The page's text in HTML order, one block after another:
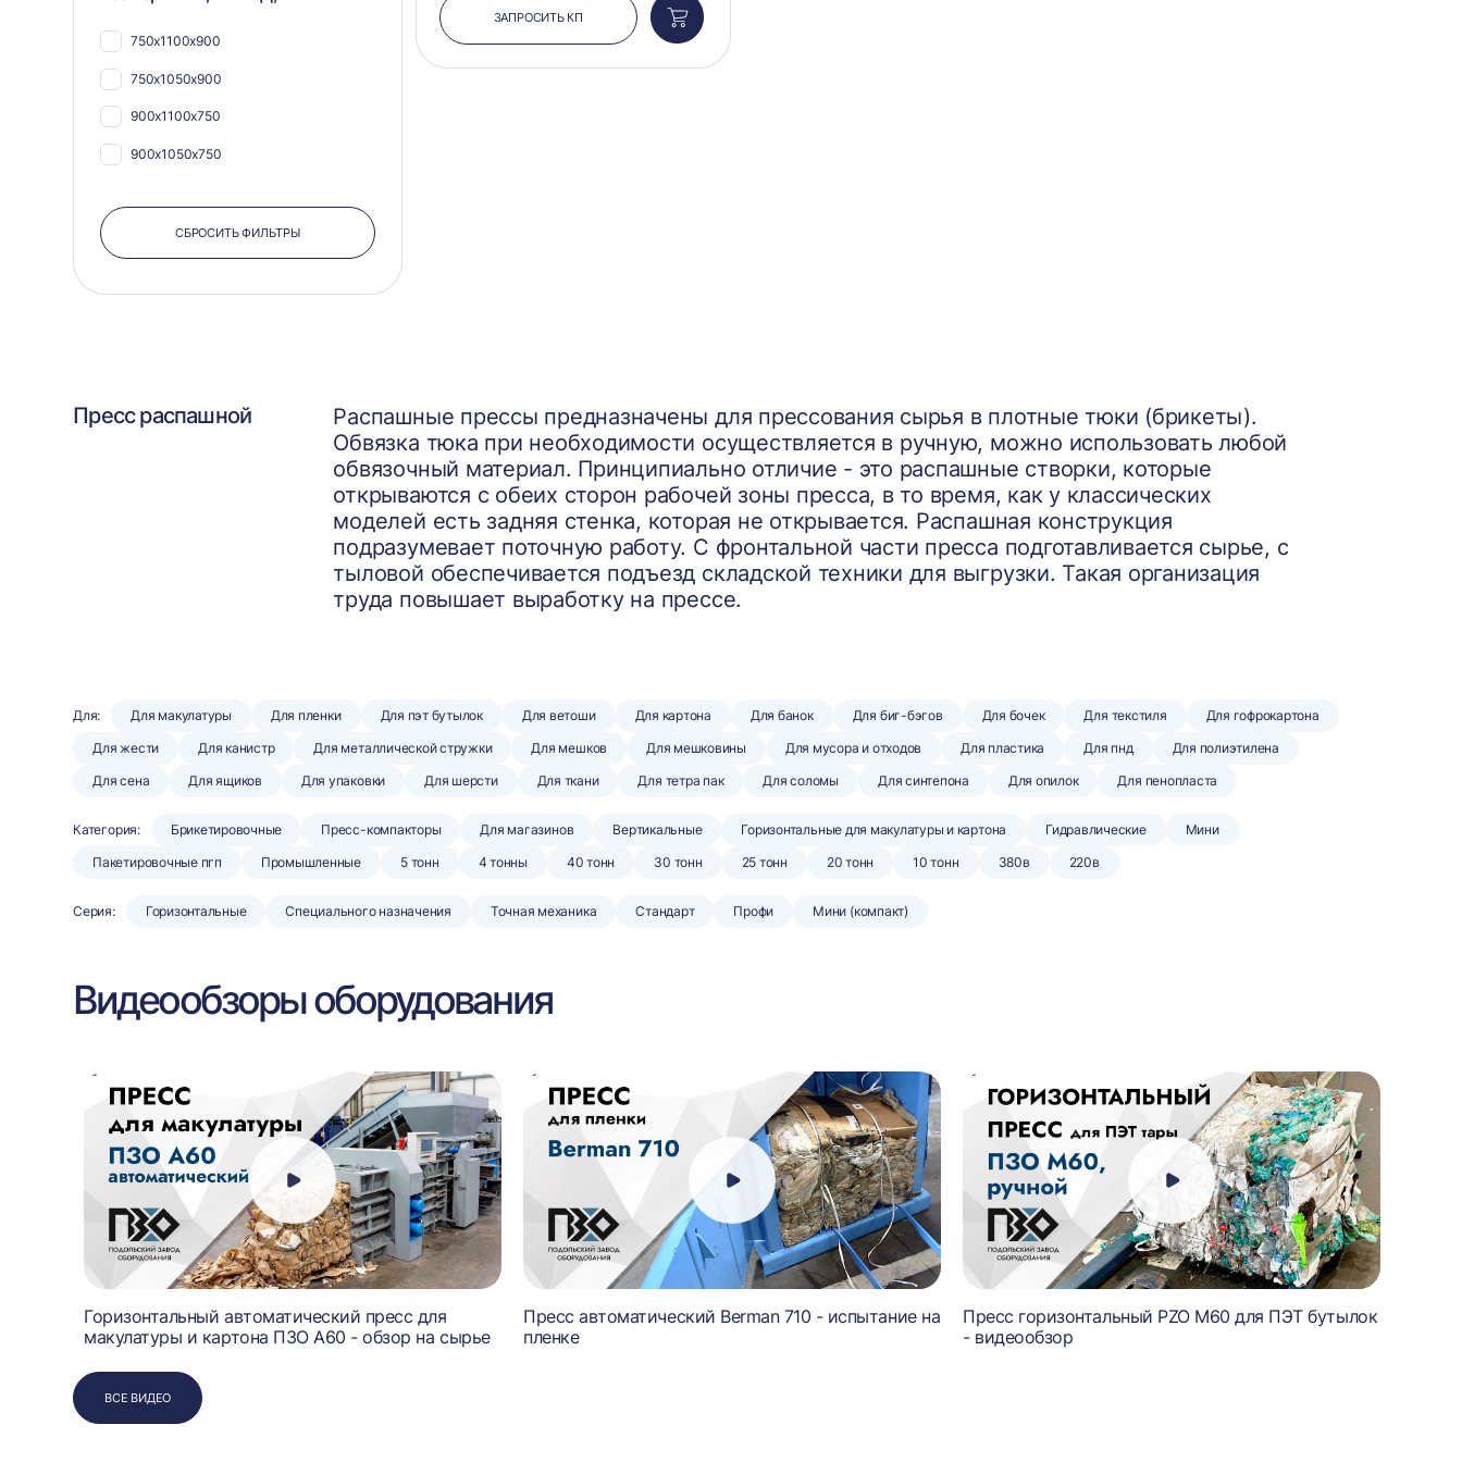
750х1100х900
750х1050х900
900х1100х750
900х1050х750
СБРОСИТЬ ФИЛЬТРЫ
ЗАПРОСИТЬ КП
Добавить
в
корзину
Пресс распашной
Распашные прессы предназначены для прессования сырья в плотные тюки (брикеты).
Обвязка тюка при необходимости осуществляется в ручную, можно использовать любой
обвязочный материал. Принципиально отличие - это распашные створки, которые
открываются с обеих сторон рабочей зоны пресса, в то время, как у классических
моделей есть задняя стенка, которая не открывается. Распашная конструкция
подразумевает поточную работу. С фронтальной части пресса подготавливается сырье, с
тыловой обеспечивается подъезд складской техники для выгрузки. Такая организация
труда повышает выработку на прессе.
Для: Для макулатуры Для пленки Для пэт бутылок Для ветоши Для картона Для банок Для биг-бэгов Для бочек Для текстиля
Для гофрокартона
Для жести
Для канистр Для металлической стружки Для мешков Для мешковины Для мусора и отходов Для пластика Для пнд
Для полиэтилена
Для сена
Для ящиков Для упаковки Для шерсти Для ткани Для тетра пак Для соломы Для синтепона Для опилок Для пенопласта
Категория: Брикетировочные Пресс-компакторы Для магазинов Вертикальные Горизонтальные для макулатуры и картона Гидравлические
Мини
Пакетировочные пгп
Промышленные 5 тонн 4 тонны 40 тонн 30 тонн 25 тонн 20 тонн 10 тонн 380в 220в
Серия: Горизонтальные Специального назначения Точная механика Стандарт Профи Мини (компакт)
Видеообзоры оборудования
Горизонтальный автоматический пресс для
макулатуры и картона ПЗО А60 - обзор на сырье
Пресс автоматический Berman 710 - испытание на
пленке
Пресс горизонтальный PZO M60 для ПЭТ бутылок
- видеообзор
ВСЕ ВИДЕО